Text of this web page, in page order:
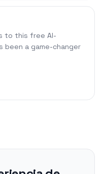
to this free AI-
been a game-changer